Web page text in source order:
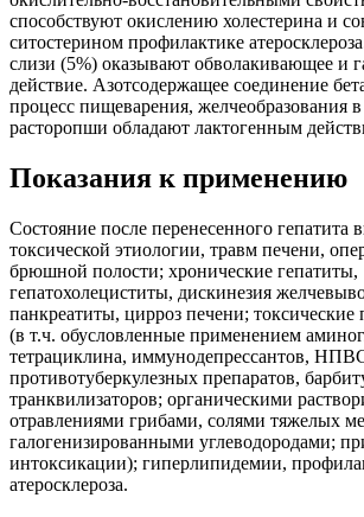
способствуют окислению холестерина и
ситостерином профилактике
слизи (5%) оказывают обволакивающее и
действие. Азотсодержащее соединение
процесс пищеварения, желчеобразования
расторопши обладают лактогенным
Показания к применению
Состояние после перенесенного гепатита
токсической этиологии, травм печени,
брюшной полости; хронические гепатиты,
гепатохолециститы, дискинезия
панкреатиты, цирроз печени;
(в т.ч. обусловленные применением
тетрациклина, иммунодепрессантов,
противотуберкулезных препаратов,
транквилизаторов; органическими
отравлениями грибами, солями тяжелых
галогенизированными углеводородами;
интоксикации); гиперлипидемии,
атеросклероза.